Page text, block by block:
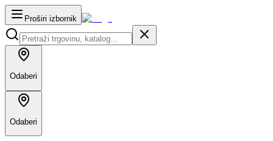
Proširi izbornik
Odaberi
Odaberi